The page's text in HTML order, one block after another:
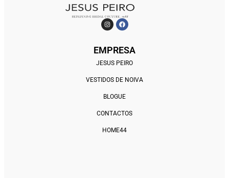
EMPRESA
JESUS PEIRO
VESTIDOS DE NOIVA
BLOGUE
CONTACTOS
HOME44